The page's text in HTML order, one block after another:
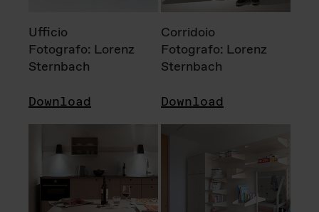
Ufficio
Fotografo: Lorenz
Sternbach
Download
Corridoio
Fotografo: Lorenz
Sternbach
Download